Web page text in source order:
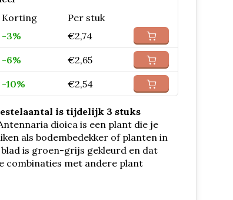
Korting
Per stuk
-3% €2,74
-6% €2,65
-10% €2,54
is tijdelijk 3 stuks
dioica is een plant die je
als bodembedekker of planten in
is groen-grijs gekleurd en dat
combinaties met andere plant